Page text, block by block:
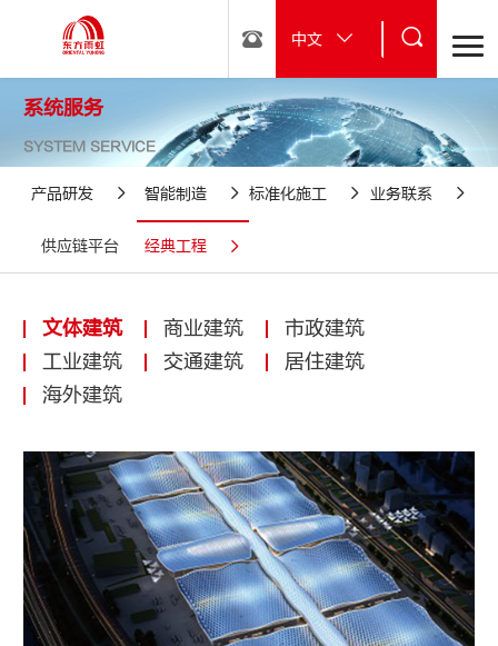
中文
系统服务
SYSTEM SERVICE
产品研发 智能制造 标准化施工 业务联系
供应链平台 经典工程
文体建筑 商业建筑
市政建筑
工业建筑
交通建筑
居住建筑
海外建筑